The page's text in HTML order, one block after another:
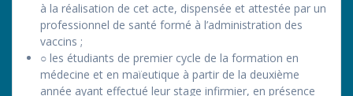
à la réalisation de cet acte, dispensée et attestée par un
professionnel de santé formé à l’administration des
vaccins ;
○ les étudiants de premier cycle de la formation en
médecine et en maïeutique à partir de la deuxième
année ayant effectué leur stage infirmier, en présence